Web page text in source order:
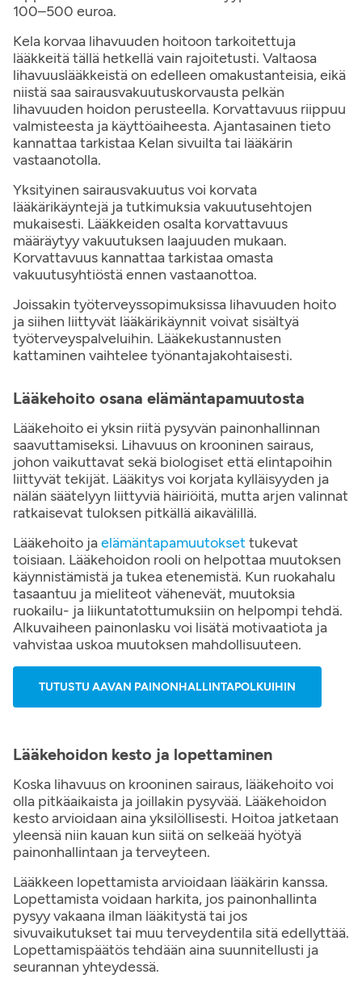
100–500 euroa.
Kela korvaa lihavuuden hoitoon tarkoitettuja
lääkkeitä tällä hetkellä vain rajoitetusti. Valtaosa
lihavuuslääkkeistä on edelleen omakustanteisia, eikä
niistä saa sairausvakuutuskorvausta pelkän
lihavuuden hoidon perusteella. Korvattavuus riippuu
valmisteesta ja käyttöaiheesta. Ajantasainen tieto
kannattaa tarkistaa Kelan sivuilta tai lääkärin
vastaanotolla.
Yksityinen sairausvakuutus voi korvata
lääkärikäyntejä ja tutkimuksia vakuutusehtojen
mukaisesti. Lääkkeiden osalta korvattavuus
määräytyy vakuutuksen laajuuden mukaan.
Korvattavuus kannattaa tarkistaa omasta
vakuutusyhtiöstä ennen vastaanottoa.
Joissakin työterveyssopimuksissa lihavuuden hoito
ja siihen liittyvät lääkärikäynnit voivat sisältyä
työterveyspalveluihin. Lääkekustannusten
kattaminen vaihtelee työnantajakohtaisesti.
Lääkehoito osana elämäntapamuutosta
Lääkehoito ei yksin riitä pysyvän painonhallinnan
saavuttamiseksi. Lihavuus on krooninen sairaus,
johon vaikuttavat sekä biologiset että elintapoihin
liittyvät tekijät. Lääkitys voi korjata kylläisyyden ja
nälän säätelyyn liittyviä häiriöitä, mutta arjen valinnat
ratkaisevat tuloksen pitkällä aikavälillä.
Lääkehoito jaelämäntapamuutokset tukevat
toisiaan. Lääkehoidon rooli on helpottaa muutoksen
käynnistämistä ja tukea etenemistä. Kun ruokahalu
tasaantuu ja mieliteot vähenevät, muutoksia
ruokailu- ja liikuntatottumuksiin on helpompi tehdä.
Alkuvaiheen painonlasku voi lisätä motivaatiota ja
vahvistaa uskoa muutoksen mahdollisuuteen.
TUTUSTU AAVAN PAINONHALLINTAPOLKUIHIN
Lääkehoidon kesto ja lopettaminen
Koska lihavuus on krooninen sairaus, lääkehoito voi
olla pitkäaikaista ja joillakin pysyvää. Lääkehoidon
kesto arvioidaan aina yksilöllisesti. Hoitoa jatketaan
yleensä niin kauan kun siitä on selkeää hyötyä
painonhallintaan ja terveyteen.
Lääkkeen lopettamista arvioidaan lääkärin kanssa.
Lopettamista voidaan harkita, jos painonhallinta
pysyy vakaana ilman lääkitystä tai jos
sivuvaikutukset tai muu terveydentila sitä edellyttää.
Lopettamispäätös tehdään aina suunnitellusti ja
seurannan yhteydessä.